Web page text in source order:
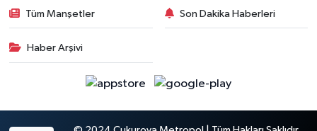
Tüm Manşetler Son Dakika Haberleri
Haber Arşivi